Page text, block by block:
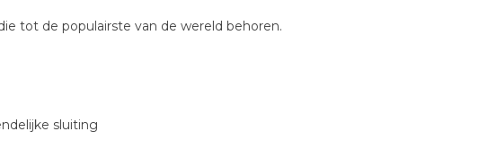
tot de populairste van de wereld behoren.
sluiting